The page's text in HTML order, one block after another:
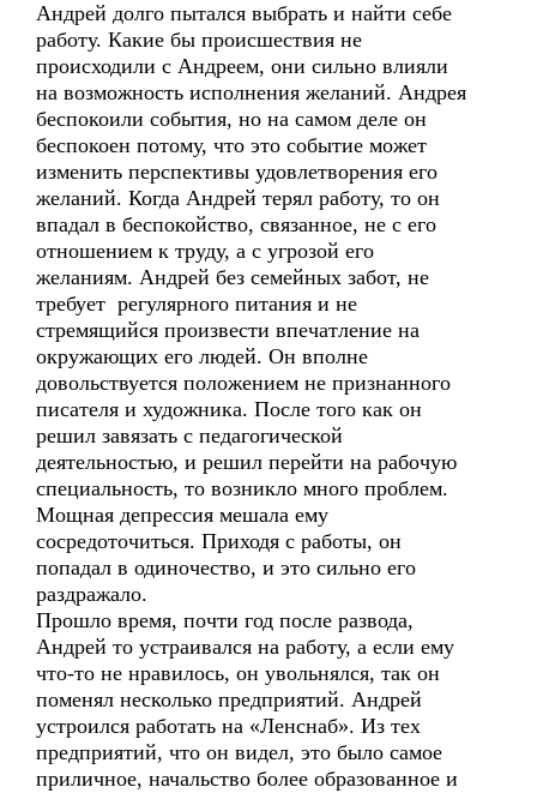
Андрей долго пытался выбрать и найти себе
работу. Какие бы происшествия не
происходили с Андреем, они сильно влияли
на возможность исполнения желаний. Андрея
беспокоили события, но на самом деле он
беспокоен потому, что это событие может
изменить перспективы удовлетворения его
желаний. Когда Андрей терял работу, то он
впадал в беспокойство, связанное, не с его
отношением к труду, а с угрозой его
желаниям. Андрей без семейных забот, не
требует регулярного питания и не
стремящийся произвести впечатление на
окружающих его людей. Он вполне
довольствуется положением не признанного
писателя и художника. После того как он
решил завязать с педагогической
деятельностью, и решил перейти на рабочую
специальность, то возникло много проблем.
Мощная депрессия мешала ему
сосредоточиться. Приходя с работы, он
попадал в одиночество, и это сильно его
раздражало.
Прошло время, почти год после развода,
Андрей то устраивался на работу, а если ему
что-то не нравилось, он увольнялся, так он
поменял несколько предприятий. Андрей
устроился работать на «Ленснаб». Из тех
предприятий, что он видел, это было самое
приличное, начальство более образованное и